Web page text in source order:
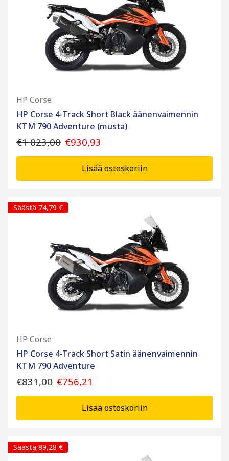
HP Corse
HP Corse 4-Track Short Black äänenvaimennin
KTM 790 Adventure (musta)
€1 023,00 €930,93
Lisää ostoskoriin
Säästä 74,79 €
HP Corse
HP Corse 4-Track Short Satin äänenvaimennin
KTM 790 Adventure
€831,00 €756,21
Lisää ostoskoriin
Säästä 89,28 €